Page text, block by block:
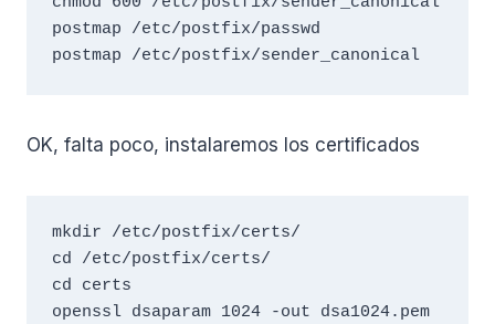
postmap /etc/postfix/passwd
postmap /etc/postfix/sender_canonical
OK, falta poco, instalaremos los certificados
mkdir /etc/postfix/certs/
cd /etc/postfix/certs/
cd certs
openssl dsaparam 1024 -out dsa1024.pem